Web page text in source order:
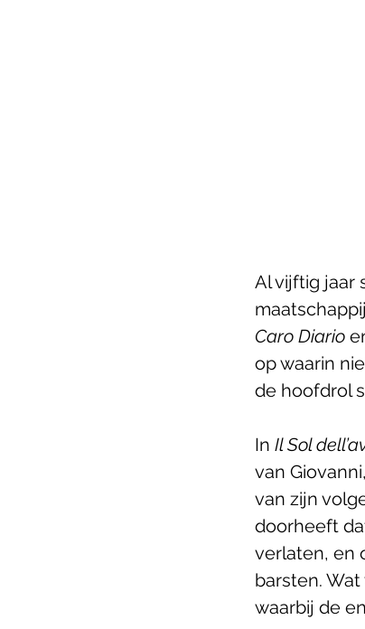
Al vijftig jaar
Caro Diario
op waarin
de hoofdrol
In Il Sol
van
van zijn
doorheeft
verlaten, en
barsten.
waarbij de